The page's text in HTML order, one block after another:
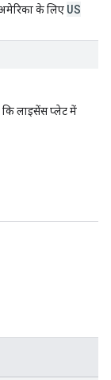
के लिए US
लाइसेंस प्लेट में